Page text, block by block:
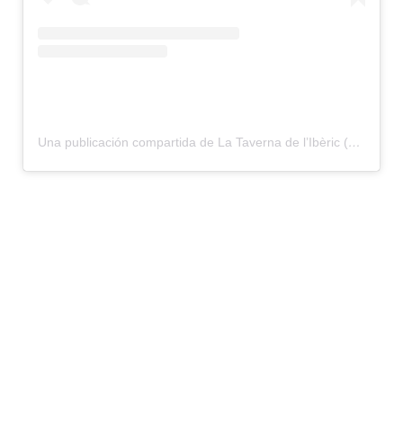
Una publicación compartida de La Taverna de l’Ibèric (@latavernadeliberic)